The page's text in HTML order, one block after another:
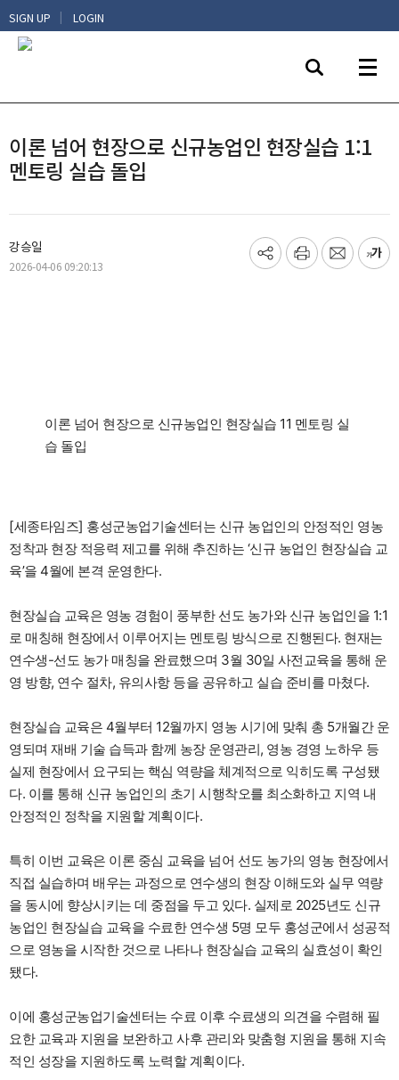
SIGN UP | LOGIN
이론 넘어 현장으로 신규농업인 현장실습 1:1
멘토링 실습 돌입
강승일
2026-04-06 09:20:13
기
프
메
글
이론 넘어 현장으로 신규농업인 현장실습 11 멘토링 실
습 돌입
[세종타임즈] 홍성군농업기술센터는 신규 농업인의 안정적인 영농
정착과 현장 적응력 제고를 위해 추진하는 ‘신규 농업인 현장실습 교
육’을 4월에 본격 운영한다.
현장실습 교육은 영농 경험이 풍부한 선도 농가와 신규 농업인을 1:1
로 매칭해 현장에서 이루어지는 멘토링 방식으로 진행된다. 현재는
연수생-선도 농가 매칭을 완료했으며 3월 30일 사전교육을 통해 운
영 방향, 연수 절차, 유의사항 등을 공유하고 실습 준비를 마쳤다.
현장실습 교육은 4월부터 12월까지 영농 시기에 맞춰 총 5개월간 운
영되며 재배 기술 습득과 함께 농장 운영관리, 영농 경영 노하우 등
실제 현장에서 요구되는 핵심 역량을 체계적으로 익히도록 구성됐
다. 이를 통해 신규 농업인의 초기 시행착오를 최소화하고 지역 내
안정적인 정착을 지원할 계획이다.
특히 이번 교육은 이론 중심 교육을 넘어 선도 농가의 영농 현장에서
직접 실습하며 배우는 과정으로 연수생의 현장 이해도와 실무 역량
을 동시에 향상시키는 데 중점을 두고 있다. 실제로 2025년도 신규
농업인 현장실습 교육을 수료한 연수생 5명 모두 홍성군에서 성공적
으로 영농을 시작한 것으로 나타나 현장실습 교육의 실효성이 확인
됐다.
이에 홍성군농업기술센터는 수료 이후 수료생의 의견을 수렴해 필
요한 교육과 지원을 보완하고 사후 관리와 맞춤형 지원을 통해 지속
적인 성장을 지원하도록 노력할 계획이다.